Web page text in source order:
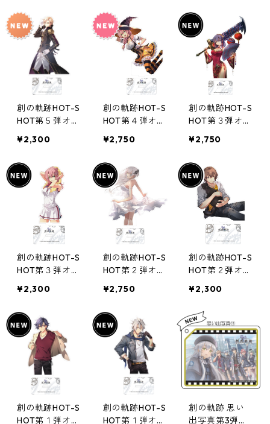
創の軌跡HOT-S
HOT第５弾オー
タンド
¥2,300
創の軌跡HOT-S
HOT第４弾オー
タンド
¥2,750
創の軌跡HOT-S
HOT第３弾オー
タンド(リーシ
¥2,750
創の軌跡HOT-S
HOT第３弾オー
タンド
¥2,300
創の軌跡HOT-S
HOT第２弾オー
タンド
¥2,750
創の軌跡HOT-S
HOT第２弾オー
タンド
¥2,300
創の軌跡HOT-S
HOT第１弾オー
創の軌跡HOT-S
HOT第１弾オー
創の軌跡 思い
出写真第3弾極